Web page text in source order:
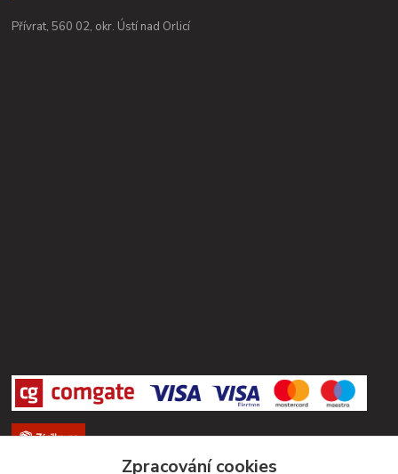
Přívrat, 560 02, okr. Ústí nad Orlicí
Zpracování cookies